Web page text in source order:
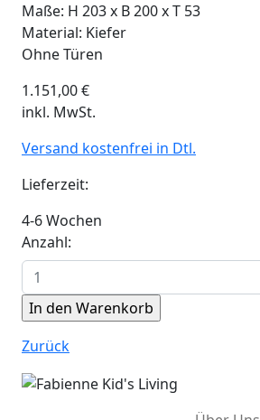
Maße: H 203 x B 200 x T 53
Material: Kiefer
Ohne Türen
1.151,00€
inkl. MwSt.
Versand kostenfrei in Dtl.
Lieferzeit:
4-6 Wochen
Anzahl:
Zurück